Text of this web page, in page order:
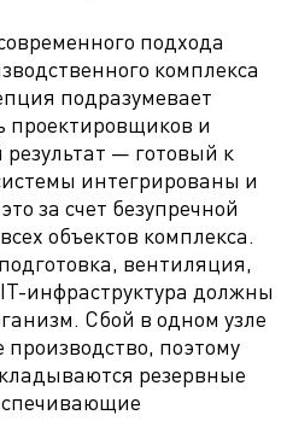
подхода
комплекса
подразумевает
проектировщиков и
— готовый к
интегрированы и
за счет безупречной
объектов комплекса.
вентиляция,
инфраструктура должны
Сбой в одном узле
поэтому
резервные